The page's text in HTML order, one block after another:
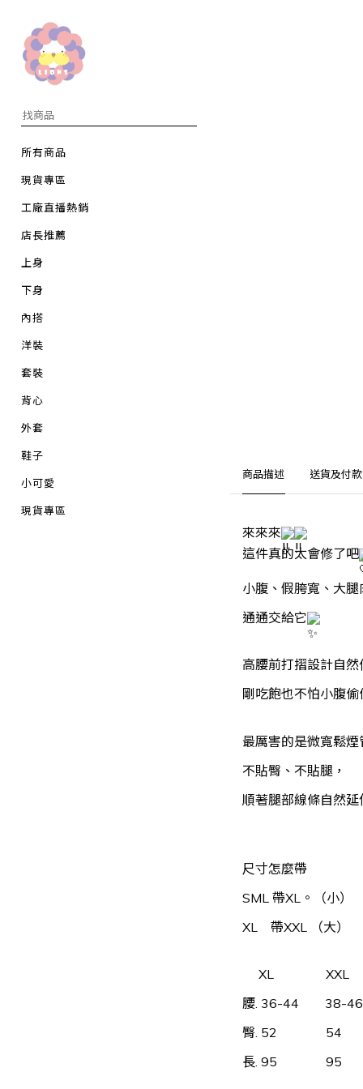
所有商品
現貨專區
工廠直播熱銷
店長推薦
上身
下身
內搭
洋裝
套裝
背心
外套
鞋子
小可愛
現貨專區
商品描述 送貨及付
來來來
這件真的太會修了吧
小腹、假胯寬、大
通通交給它
高腰前打摺設計自
剛吃飽也不怕小腹
最厲害的是微寬鬆煙
不貼臀、不貼腿，
順著腿部線條自然延
尺寸怎麼帶
SML 帶XL。（小）
XL    帶XXL （大）
     XL                XXL
腰. 36-44        38-46
臀. 52               54
長. 95               95